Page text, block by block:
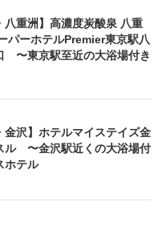
八重洲】高濃度炭酸泉 八重
パーホテルPremier東京駅八
〜東京駅至近の大浴場付き
金沢】ホテルマイステイズ金
ル 〜金沢駅近くの大浴場付
ホテル